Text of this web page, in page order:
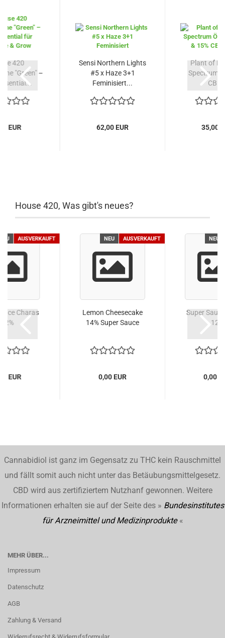
420
"Green" –
EUR
Sensi Northern Lights
#5 x Haze 3+1
Feminisiert...
62,00 EUR
Plant of
Spectrum
35,00
House 420, Was gibt's neues?
AUSVERKAUFT
Charas
12%
EUR
NEU AUSVERKAUFT
Lemon Cheesecake
14% Super Sauce
0,00 EUR
NEU
Super
12%
0,00
Cannabidiol ist ganz im Gegensatz zu THC kein Rauschmittel
und fällt somit auch nicht unter das Betäubungsmittelgesetz.
CBD wird aus zertifiziertem Nutzhanf gewonnen. Weitere
Informationen erhalten sie auf der Seite des » Bundesinstitutes
für Arzneimittel und Medizinprodukte«
MEHR ÜBER...
Impressum
Datenschutz
AGB
Zahlung & Versand